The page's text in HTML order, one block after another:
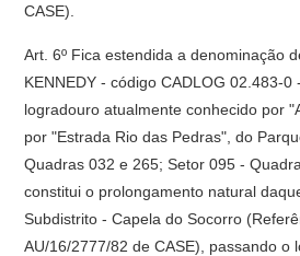
CASE).
Art. 6º Fica estendida a denominação
KENNEDY - código CADLOG 02.483-0
logradouro atualmente conhecido por
por "Estrada Rio das Pedras", do
Quadras 032 e 265; Setor 095 -
constitui o prolongamento natural
Subdistrito - Capela do Socorro
AU/16/2777/82 de CASE), passando o